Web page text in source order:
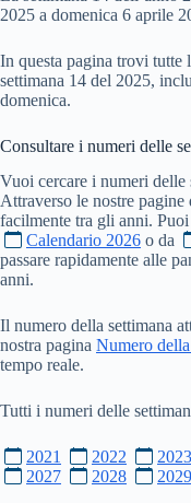
2025 a domenica 6 aprile
In questa pagina trovi
settimana 14 del 2025,
domenica.
Consultare i numeri delle
Vuoi cercare i numeri delle
Attraverso le nostre
facilmente tra gli anni.
Calendario 2026 o da
passare rapidamente alle
anni.
Il numero della settimana
nostra pagina Numero
tempo reale.
Tutti i numeri delle
2021 2022 2023
2027
2028 2029